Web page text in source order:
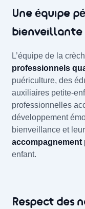
Une équipe
bienveillante
L’équipe de la
professionnels
puériculture, des
auxiliaires petite-
professionnelles
développement
bienveillance et
accompagnement
enfant.
Respect des